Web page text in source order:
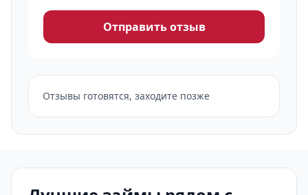
Отправить отзыв
Отзывы готовятся, заходите позже